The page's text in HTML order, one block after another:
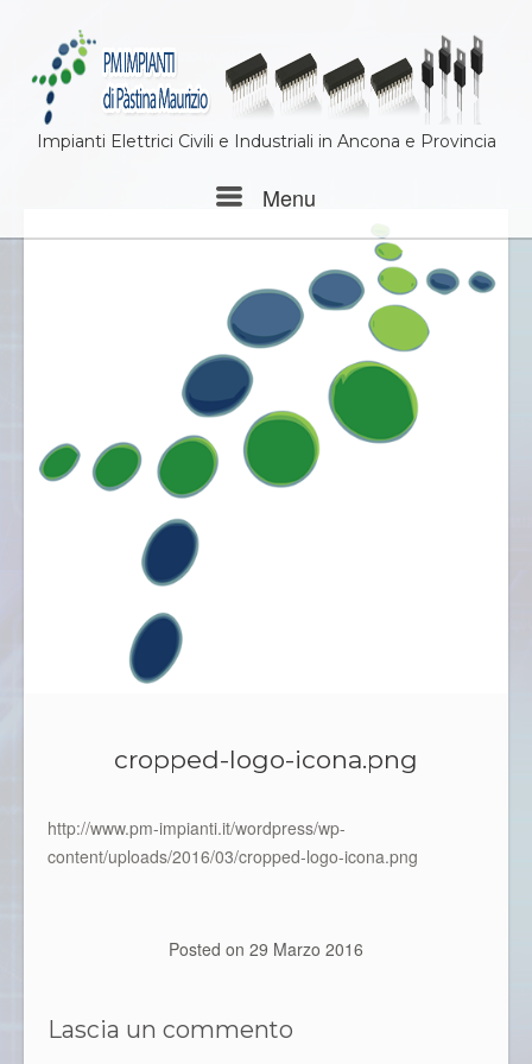
Impianti Elettrici Civili e Industriali in Ancona e Provincia
Menu
cropped-logo-icona.png
http://www.pm-impianti.it/wordpress/wp-
content/uploads/2016/03/cropped-logo-icona.png
Posted on 29 Marzo 2016
Lascia un commento